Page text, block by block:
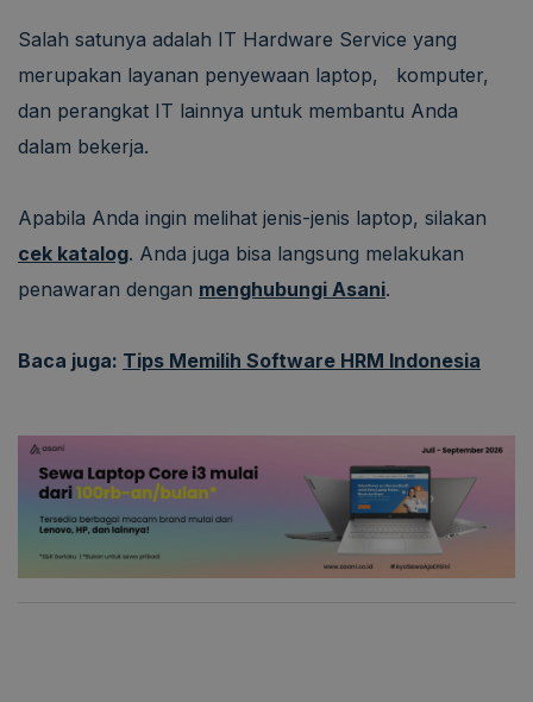
Salah satunya adalah IT Hardware Service yang
merupakan layanan penyewaan laptop, komputer,
dan perangkat IT lainnya untuk membantu Anda
dalam bekerja.
Apabila Anda ingin melihat jenis-jenis laptop, silakan
cek katalog. Anda juga bisa langsung melakukan
penawaran dengan menghubungi Asani.
Baca juga: Tips Memilih Software HRM Indonesia